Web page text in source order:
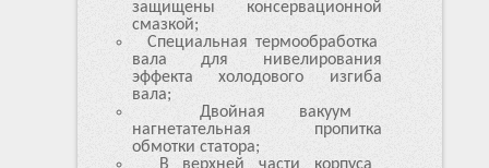
защищены консервационной
смазкой;
Специальная термообработка
вала для нивелирования
эффекта холодового изгиба
вала;
Двойная вакуум
нагнетательная пропитка
обмотки статора;